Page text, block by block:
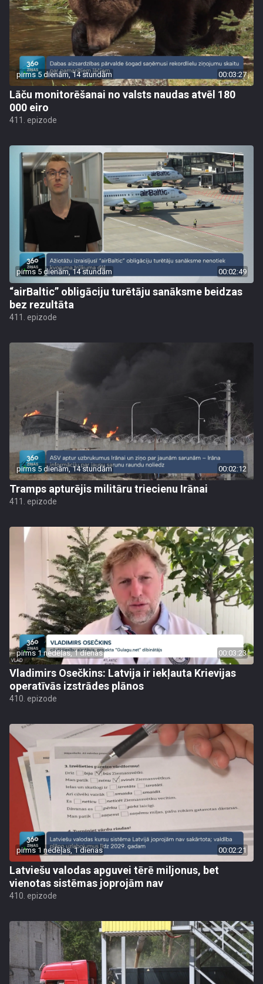
pirms 5 dienām, 14 stundām 00:03:27
Lāču monitorēšanai no valsts naudas atvēl 180
000 eiro
411. epizode
pirms 5 dienām, 14 stundām 00:02:49
“airBaltic” obligāciju turētāju sanāksme beidzas
bez rezultāta
411. epizode
pirms 5 dienām, 14 stundām 00:02:12
Tramps apturējis militāru triecienu Irānai
411. epizode
pirms 1 nedēļas, 1 dienas 00:03:23
Vladimirs Osečkins: Latvija ir iekļauta Krievijas
operatīvās izstrādes plānos
410. epizode
pirms 1 nedēļas, 1 dienas 00:02:21
Latviešu valodas apguvei tērē miljonus, bet
vienotas sistēmas joprojām nav
410. epizode